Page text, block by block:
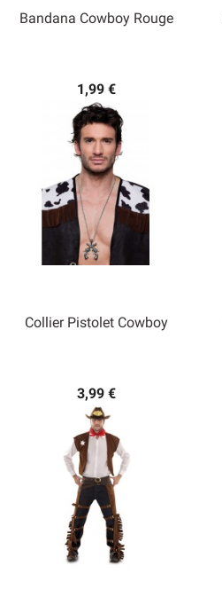
Bandana Cowboy Rouge
1,99 €
Collier Pistolet Cowboy
3,99 €